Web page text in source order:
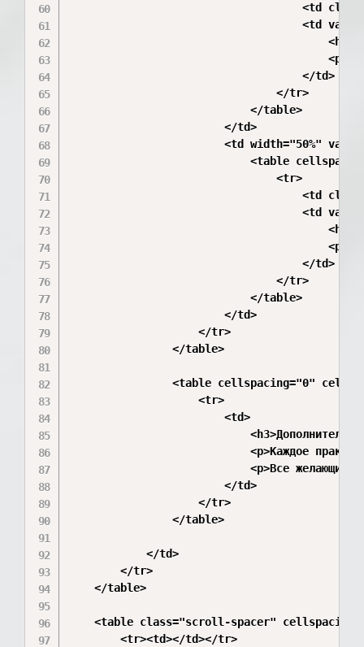
<td
<td
                                    </td>
                                </tr>
                            </table>
                        </td>
<td width="50%"
<table
                                <tr>
<td
<td
                                    </td>
                                </tr>
                            </table>
                        </td>
                    </tr>
                </table>
<table cellspacing="0"
                    <tr>
                        <td>
<p>Каждое
<p>Все желающие
                        </td>
                    </tr>
                </table>
            </td>
        </tr>
    </table>
<table class="scroll-spacer"
        <tr><td></td></tr>